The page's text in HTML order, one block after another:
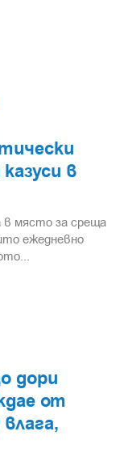
в
в място за среща
ежедневно
дори
от